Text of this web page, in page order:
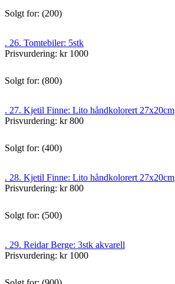
Solgt for: (200)
. 26. Tomtebiler: 5stk
Prisvurdering: kr 1000
Solgt for: (800)
. 27. Kjetil Finne: Lito håndkolorert 27x20cm
Prisvurdering: kr 800
Solgt for: (400)
. 28. Kjetil Finne: Lito håndkolorert 27x20cm
Prisvurdering: kr 800
Solgt for: (500)
. 29. Reidar Berge: 3stk akvarell
Prisvurdering: kr 1000